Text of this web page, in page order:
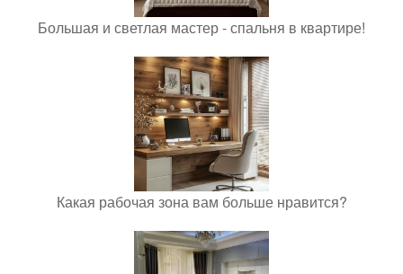
Большая и светлая мастер - спальня в квартире!
Какая рабочая зона вам больше нравится?